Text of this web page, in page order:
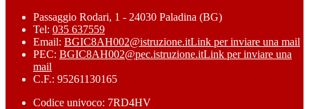
Passaggio Rodari, 1 - 24030 Paladina (BG)
Tel: 035 637559
Email: BGIC8AH002@istruzione.itLink per inviare una mail
PEC: BGIC8AH002@pec.istruzione.itLink per inviare una
mail
C.F.: 95261130165
Codice univoco: 7RD4HV